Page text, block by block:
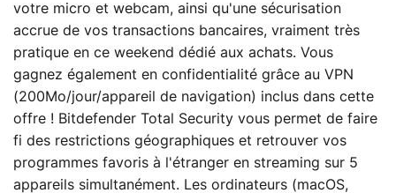
votre micro et webcam, ainsi qu'une sécurisation
accrue de vos transactions bancaires, vraiment très
pratique en ce weekend dédié aux achats. Vous
gagnez également en confidentialité grâce au VPN
(200Mo/jour/appareil de navigation) inclus dans cette
offre ! Bitdefender Total Security vous permet de faire
fi des restrictions géographiques et retrouver vos
programmes favoris à l'étranger en streaming sur 5
appareils simultanément. Les ordinateurs (macOS,